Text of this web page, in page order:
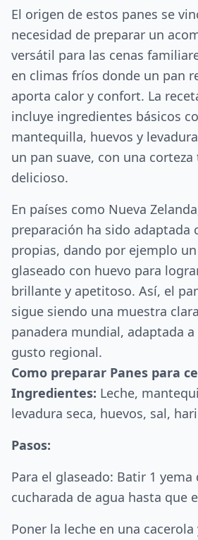
El origen de estos panes se
necesidad de preparar un
versátil para las cenas
en climas fríos donde un pan
aporta calor y confort. La
incluye ingredientes básicos
mantequilla, huevos y
un pan suave, con una
delicioso.
En países como Nueva
preparación ha sido adaptada
propias, dando por ejemplo
glaseado con huevo para
brillante y apetitoso. Así, el
sigue siendo una muestra
panadera mundial, adaptada
gusto regional.
Como preparar Panes para
Ingredientes: Leche,
levadura seca, huevos, sal,
Pasos:
Para el glaseado: Batir 1 yema
cucharada de agua hasta que
Poner la leche en una